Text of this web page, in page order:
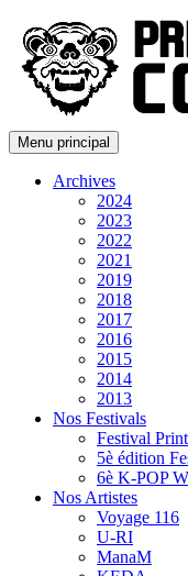
Menu principal
Archives
2024
2023
2022
2021
2019
2018
2017
2016
2015
2014
2013
Nos Festivals
Festival
5è édition
6è K-POP
Nos Artistes
Voyage 116
U-RI
ManaM